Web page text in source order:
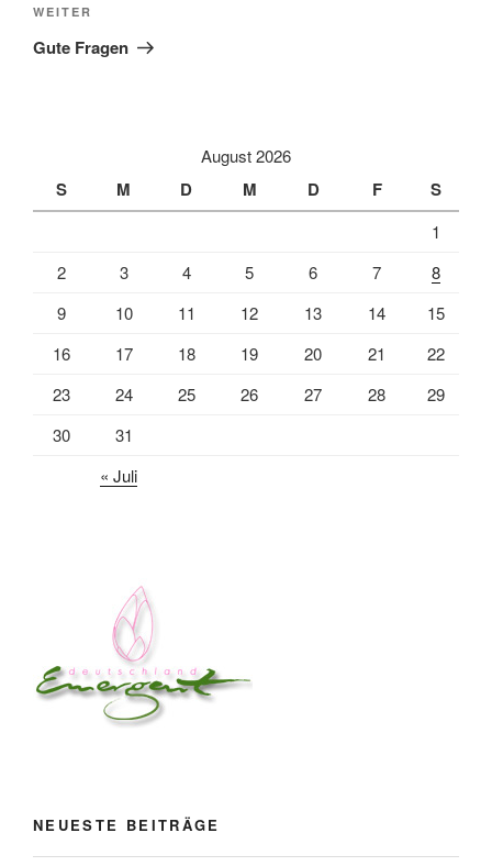
Nächster
Beitrag
WEITER
Gute Fragen
August 2026
S M D M D F S
1
2
3 4 5 6 7
8
9
10 11 12 13 14
15
16
17 18 19 20 21
22
23
24 25 26 27 28
29
30
31
« Juli
NEUESTE BEITRÄGE